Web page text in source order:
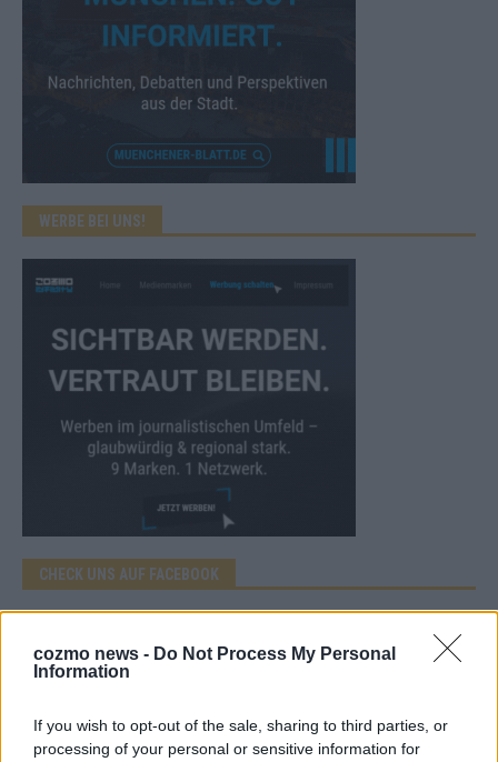
cozmo news - Do Not Process My Personal
Information
If you wish to opt-out of the sale, sharing to third parties, or
processing of your personal or sensitive information for
WERBE BEI UNS!
CHECK UNS AUF FACEBOOK